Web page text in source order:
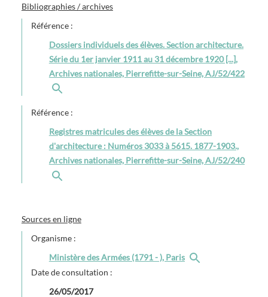
Bibliographies / archives
Référence :
Dossiers individuels des élèves. Section architecture.
Série du 1er janvier 1911 au 31 décembre 1920 [...],
Archives nationales, Pierrefitte-sur-Seine, AJ/52/422
Référence :
Registres matricules des élèves de la Section
d'architecture : Numéros 3033 à 5615. 1877-1903.,
Archives nationales, Pierrefitte-sur-Seine, AJ/52/240
Sources en ligne
Organisme :
Ministère des Armées (1791 - ), Paris
Date de consultation :
26/05/2017